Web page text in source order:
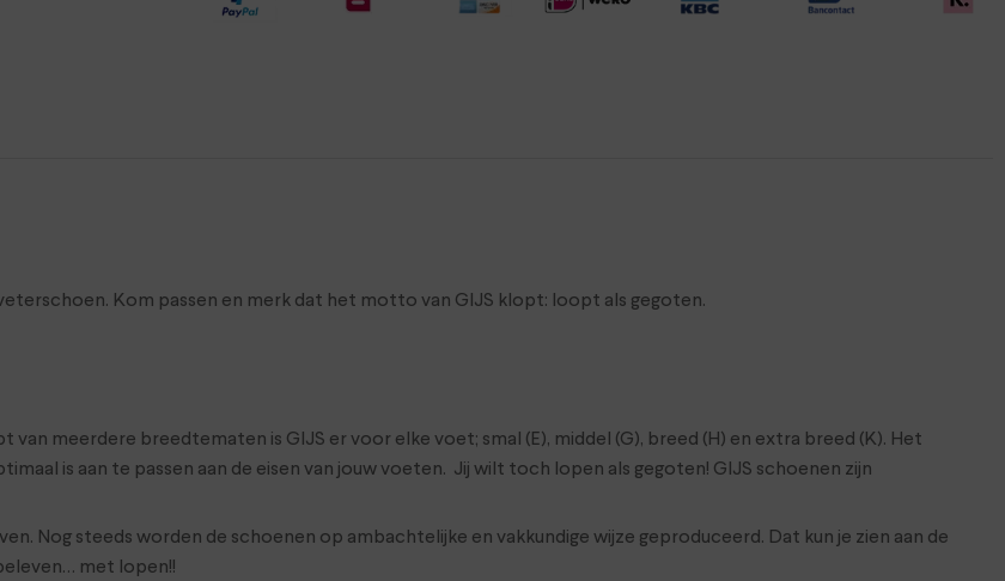
Kom passen en merk dat het motto van GIJS klopt: loopt als gegoten.
meerdere breedtematen is GIJS er voor elke voet; smal (E), middel (G), breed (H) en extra breed (K). Het
is aan te passen aan de eisen van jouw voeten. Jij wilt toch lopen als gegoten! GIJS schoenen zijn
Nog steeds worden de schoenen op ambachtelijke en vakkundige wijze geproduceerd. Dat kun je zien aan de
met lopen!!